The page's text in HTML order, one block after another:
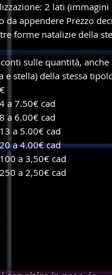
2 lati
da appendere Prezzo
forme natalizie della
sulle quantità,
e stella) della stessa
a 7.50€ cad
a 6.00€ cad
a 5.00€ cad
a 4.00€ cad
a 3,50€ cad
a 2,50€ cad